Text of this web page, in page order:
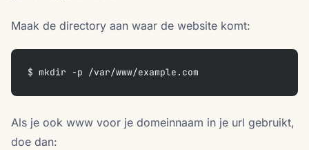
Maak de directory aan waar de website komt:
$ mkdir -p /var/www/example.com
Als je ook www voor je domeinnaam in je url gebruikt,
doe dan: